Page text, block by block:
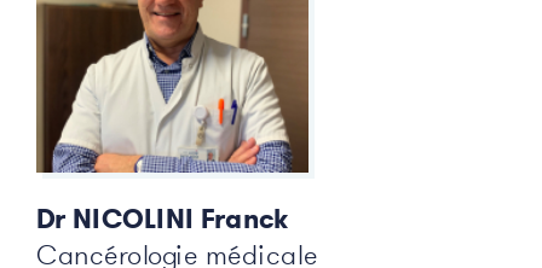
Dr NICOLINI Franck
Cancérologie médicale